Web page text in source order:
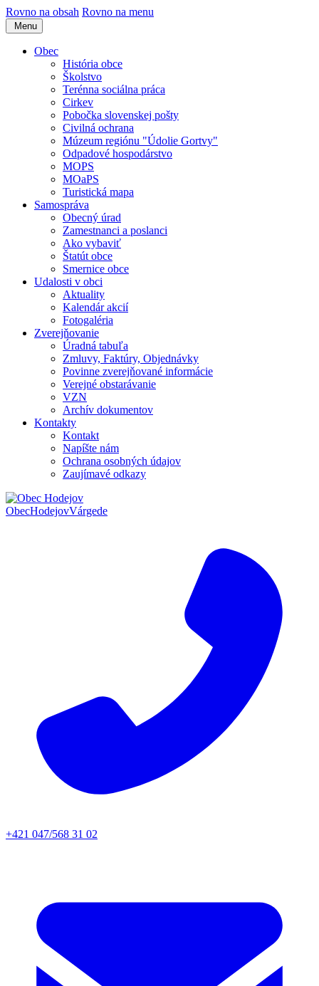
Rovno na obsah Rovno na menu
Menu
Obec
História obce
Školstvo
Terénna sociálna práca
Cirkev
Pobočka slovenskej pošty
Civilná ochrana
Múzeum regiónu "Údolie Gortvy"
Odpadové hospodárstvo
MOPS
MOaPS
Turistická mapa
Samospráva
Obecný úrad
Zamestnanci a poslanci
Ako vybaviť
Štatút obce
Smernice obce
Udalosti v obci
Aktuality
Kalendár akcií
Fotogaléria
Zverejňovanie
Úradná tabuľa
Zmluvy, Faktúry, Objednávky
Povinne zverejňované informácie
Verejné obstarávanie
VZN
Archív dokumentov
Kontakty
Kontakt
Napíšte nám
Ochrana osobných údajov
Zaujímavé odkazy
ObecHodejovVárgede
+421 047/568 31 02